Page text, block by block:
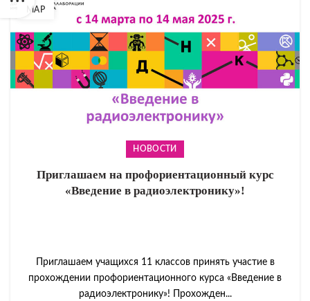
МАР
НОВОСТИ
Приглашаем на профориентационный курс
«Введение в радиоэлектронику»!
Приглашаем учащихся 11 классов принять участие в
прохождении профориентационного курса «Введение в
радиоэлектронику»! Прохожден...